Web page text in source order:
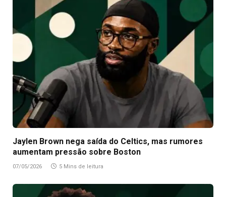
Jaylen Brown nega saída do Celtics, mas rumores
aumentam pressão sobre Boston
07/05/2026 5 Mins de leitura